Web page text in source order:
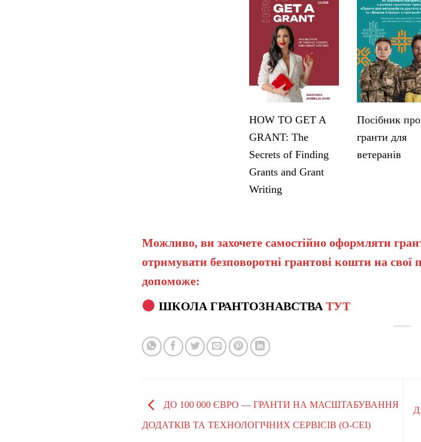
HOW TO GET A
GRANT: The
Secrets of Finding
Grants and Grant
Writing
Посібник про
гранти для
ветеранів
Можливо, ви захочете самостійно оформляти
отримувати безповоротні грантові кошти на
допоможе:
ШКОЛА ГРАНТОЗНАВСТВА ТУТ
ДО 100 000 ЄВРО — ГРАНТИ НА МАСШТАБУВАННЯ
ДОДАТКІВ ТА ТЕХНОЛОГІЧНИХ СЕРВІСІВ (O-CEI)